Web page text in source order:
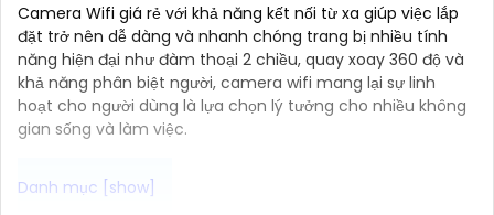
Camera Wifi giá rẻ với khả năng kết nối từ xa giúp việc lắp
đặt trở nên dễ dàng và nhanh chóng trang bị nhiều tính
năng hiện đại như đàm thoại 2 chiều, quay xoay 360 độ và
khả năng phân biệt người, camera wifi mang lại sự linh
hoạt cho người dùng là lựa chọn lý tưởng cho nhiều không
gian sống và làm việc.